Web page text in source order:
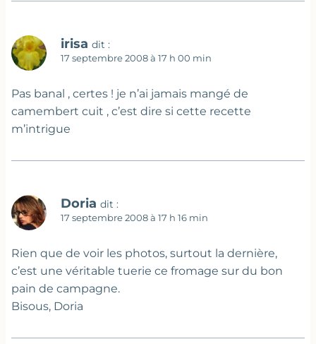
irisa dit :
17 septembre 2008 à 17 h 00 min
Pas banal , certes ! je n’ai jamais mangé de
camembert cuit , c’est dire si cette recette
m’intrigue
Doria dit :
17 septembre 2008 à 17 h 16 min
Rien que de voir les photos, surtout la dernière,
c’est une véritable tuerie ce fromage sur du bon
pain de campagne.
Bisous, Doria